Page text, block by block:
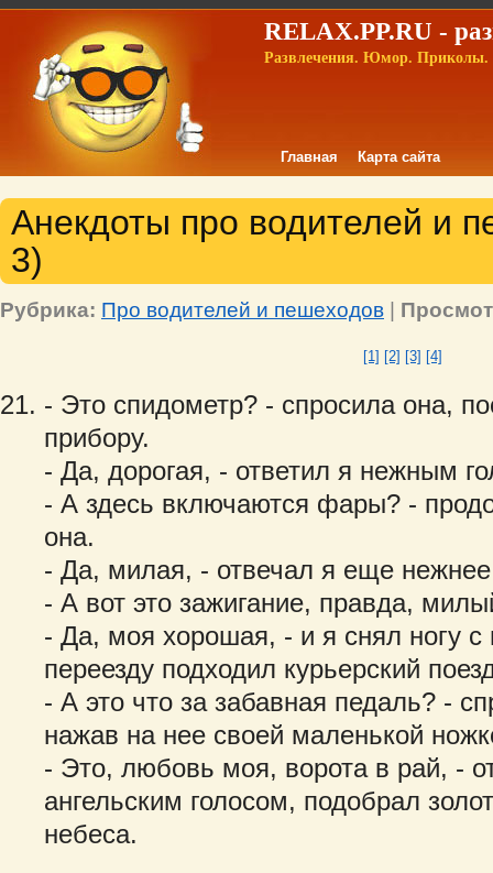
RELAX.PP.RU -
Развлечения. Юмор. Приколы.
Главная Карта сайта
Анекдоты про водителей и
3)
Рубрика: Про водителей и пешеходов |
[1] [2] [3] [4]
- Это спидометр? - спросила она,
прибору.
- Да, дорогая, - ответил я нежным
- А здесь включаются фары? -
она.
- Да, милая, - отвечал я еще
- А вот это зажигание, правда,
- Да, моя хорошая, - и я снял ногу с
переезду подходил курьерский
- А это что за забавная педаль? -
нажав на нее своей маленькой
- Это, любовь моя, ворота в рай, -
ангельским голосом, подобрал
небеса.